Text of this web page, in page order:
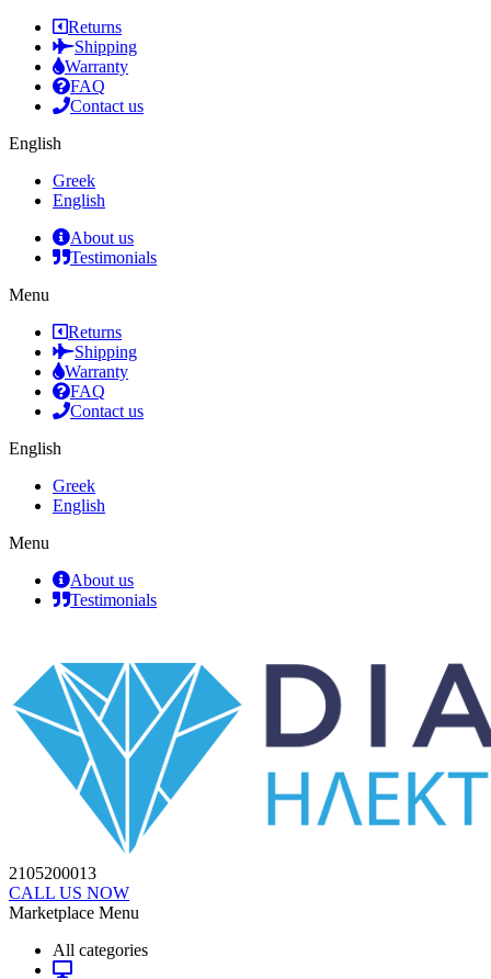
Returns
Shipping
Warranty
FAQ
Contact us
English
Greek
English
About us
Testimonials
Menu
Returns
Shipping
Warranty
FAQ
Contact us
English
Greek
English
Menu
About us
Testimonials
2105200013
CALL US NOW
Marketplace Menu
All categories